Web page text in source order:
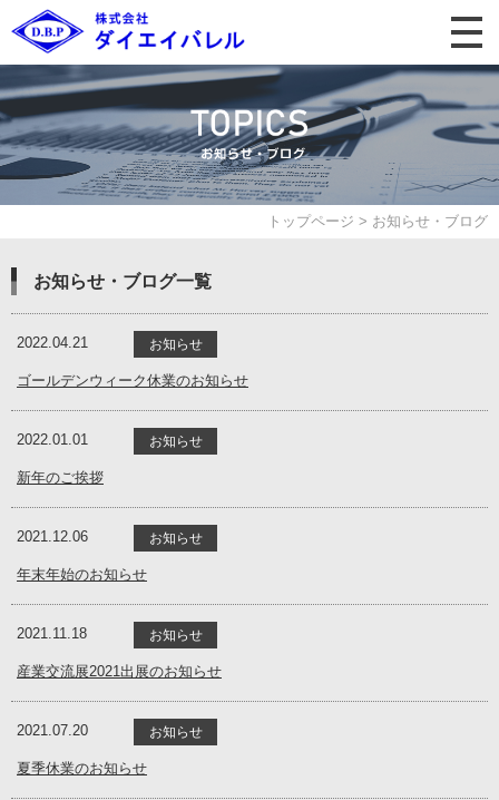
トップページ > お知らせ・ブログ
お知らせ・ブログ一覧
2022.04.21 お知らせ
ゴールデンウィーク休業のお知らせ
2022.01.01 お知らせ
新年のご挨拶
2021.12.06 お知らせ
年末年始のお知らせ
2021.11.18 お知らせ
産業交流展2021出展のお知らせ
2021.07.20 お知らせ
夏季休業のお知らせ